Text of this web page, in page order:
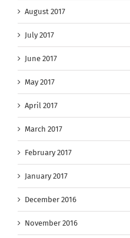
August 2017
July 2017
June 2017
May 2017
April 2017
March 2017
February 2017
January 2017
December 2016
November 2016